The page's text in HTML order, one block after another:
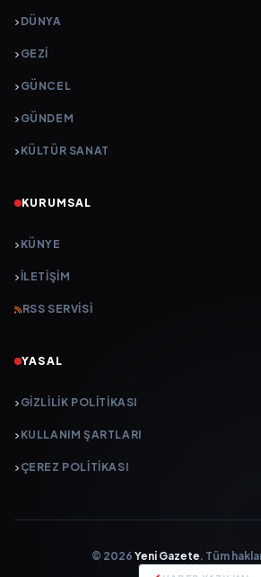
DÜNYA
GEZI
GÜNCEL
GÜNDEM
KÜLTÜR SANAT
KURUMSAL
KÜNYE
İLETIŞIM
RSS SERVISI
YASAL
GIZLILIK POLITIKASI
KULLANIM ŞARTLARI
ÇEREZ POLITIKASI
© 2026 Yeni Gazete. Tüm